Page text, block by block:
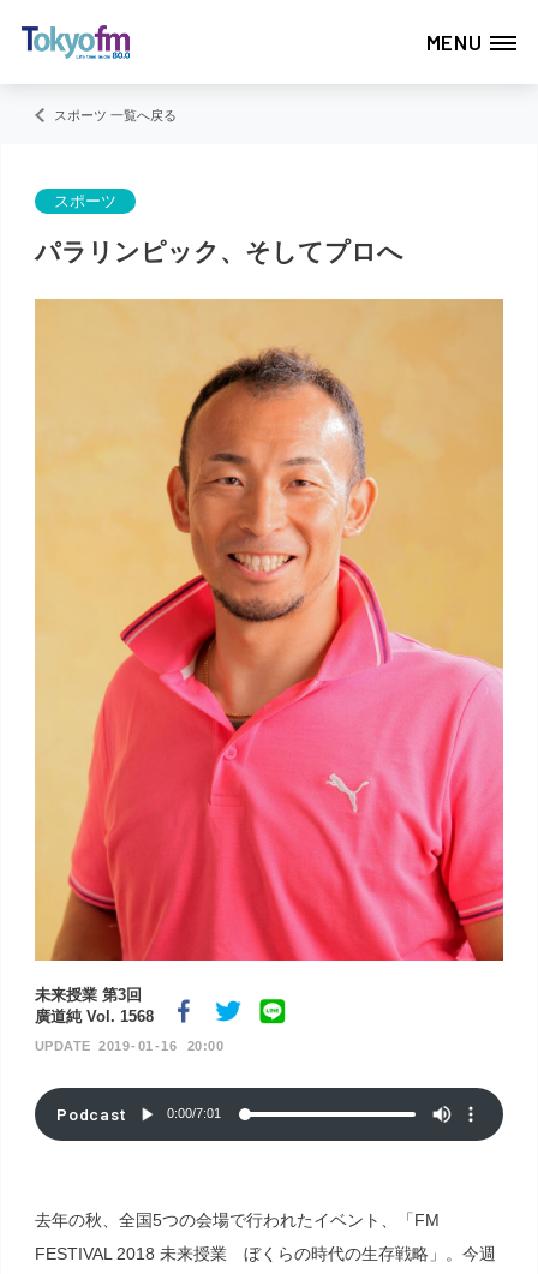
MENU
スポーツ 一覧へ戻る
スポーツ
パラリンピック、そしてプロへ
未来授業 第3回
廣道純 Vol. 1568
2019 01 16 20:00
Podcast 0:00/7:01
去年の秋、全国5つの会場で行われたイベント、「FM
FESTIVAL 2018 未来授業 ぼくらの時代の生存戦略」。今週